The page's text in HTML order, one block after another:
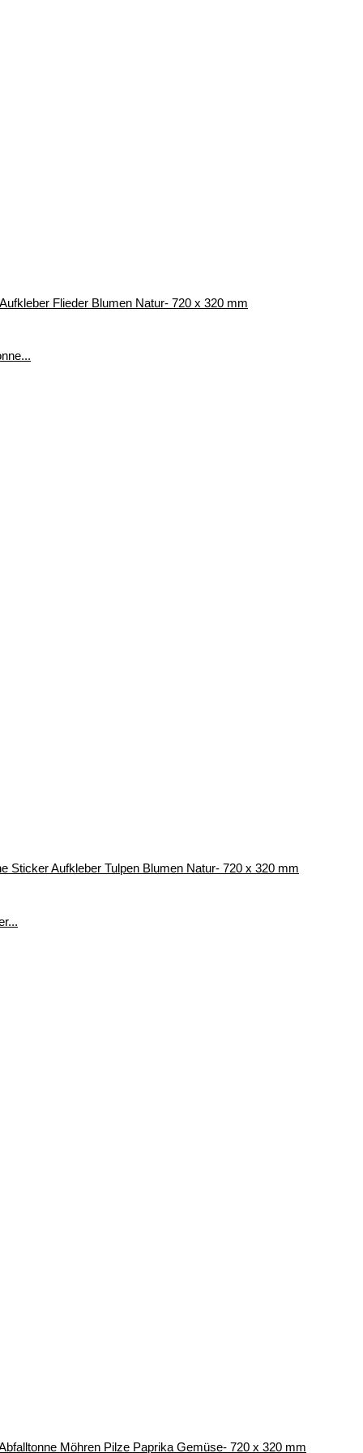
Flieder Blumen Natur- 720 x 320 mm
Sticker Aufkleber Tulpen Blumen Natur- 720 x 320 mm
Möhren Pilze Paprika Gemüse- 720 x 320 mm